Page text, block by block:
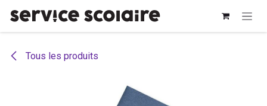
Tous les produits